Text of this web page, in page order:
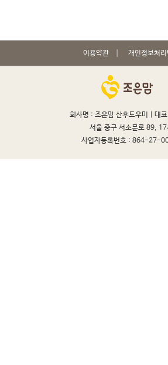
이용약관 개인정보처리
회사명 : 조은맘 산후도우미 | 대
서울 중구 서소문로 89, 17
사업자등록번호 : 864-27-